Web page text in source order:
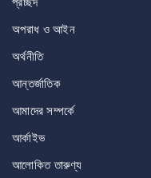
অপরাধ ও আইন
অর্থনীতি
আন্তর্জাতিক
আমাদের সম্পর্কে
আর্কাইভ
আলোকিত তারুণ্য